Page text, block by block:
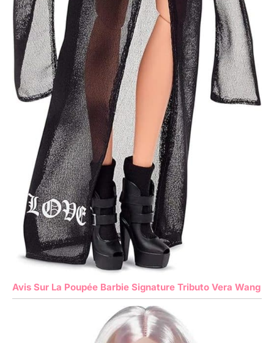
Avis Sur La Poupée Barbie Signature Tributo Vera Wang